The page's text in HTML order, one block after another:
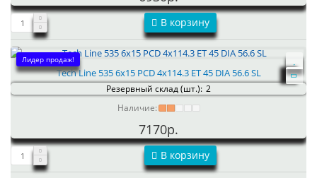
В корзину
Лидер продаж!
Tech Line 535 6x15 PCD 4x114.3 ET 45 DIA 56.6 SL
Резервный склад (шт.): 2
Наличие:
7170р.
В корзину